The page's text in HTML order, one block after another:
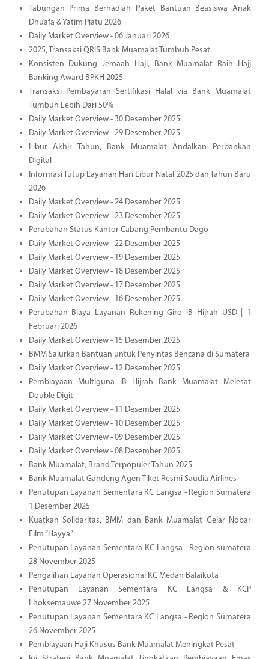
Tabungan Prima Berhadiah Paket Bantuan Beasiswa Anak
Dhuafa & Yatim Piatu 2026
Daily Market Overview - 06 Januari 2026
2025, Transaksi QRIS Bank Muamalat Tumbuh Pesat
Konsisten Dukung Jemaah Haji, Bank Muamalat Raih Hajj
Banking Award BPKH 2025
Transaksi Pembayaran Sertifikasi Halal via Bank Muamalat
Tumbuh Lebih Dari 50%
Daily Market Overview - 30 Desember 2025
Daily Market Overview - 29 Desember 2025
Libur Akhir Tahun, Bank Muamalat Andalkan Perbankan
Digital
Informasi Tutup Layanan Hari Libur Natal 2025 dan Tahun Baru
2026
Daily Market Overview - 24 Desember 2025
Daily Market Overview - 23 Desember 2025
Perubahan Status Kantor Cabang Pembantu Dago
Daily Market Overview - 22 Desember 2025
Daily Market Overview - 19 Desember 2025
Daily Market Overview - 18 Desember 2025
Daily Market Overview - 17 Desember 2025
Daily Market Overview - 16 Desember 2025
Perubahan Biaya Layanan Rekening Giro iB Hijrah USD | 1
Februari 2026
Daily Market Overview - 15 Desember 2025
BMM Salurkan Bantuan untuk Penyintas Bencana di Sumatera
Daily Market Overview - 12 Desember 2025
Pembiayaan Multiguna iB Hijrah Bank Muamalat Melesat
Double Digit
Daily Market Overview - 11 Desember 2025
Daily Market Overview - 10 Desember 2025
Daily Market Overview - 09 Desember 2025
Daily Market Overview - 08 Desember 2025
Bank Muamalat, Brand Terpopuler Tahun 2025
Bank Muamalat Gandeng Agen Tiket Resmi Saudia Airlines
Penutupan Layanan Sementara KC Langsa - Region Sumatera
1 Desember 2025
Kuatkan Solidaritas, BMM dan Bank Muamalat Gelar Nobar
Film “Hayya”
Penutupan Layanan Sementara KC Langsa - Region sumatera
28 November 2025
Pengalihan Layanan Operasional KC Medan Balaikota
Penutupan Layanan Sementara KC Langsa & KCP
Lhoksemauwe 27 November 2025
Penutupan Layanan Sementara KC Langsa - Region Sumatera
26 November 2025
Pembiayaan Haji Khusus Bank Muamalat Meningkat Pesat